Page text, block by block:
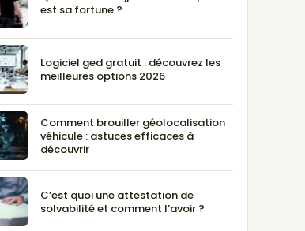
est sa fortune ?
Logiciel ged gratuit : découvrez les
meilleures options 2026
Comment brouiller géolocalisation
véhicule : astuces efficaces à
découvrir
C’est quoi une attestation de
solvabilité et comment l’avoir ?